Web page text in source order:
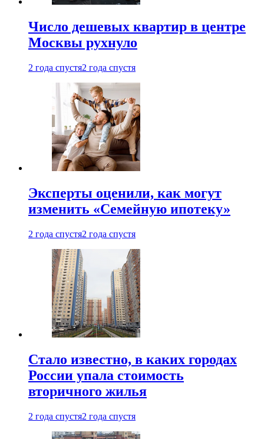
Число дешевых квартир в центре
Москвы рухнуло
2 года спустя2 года спустя
Эксперты оценили, как могут
изменить «Семейную ипотеку»
2 года спустя2 года спустя
Стало известно, в каких городах
России упала стоимость
вторичного жилья
2 года спустя2 года спустя